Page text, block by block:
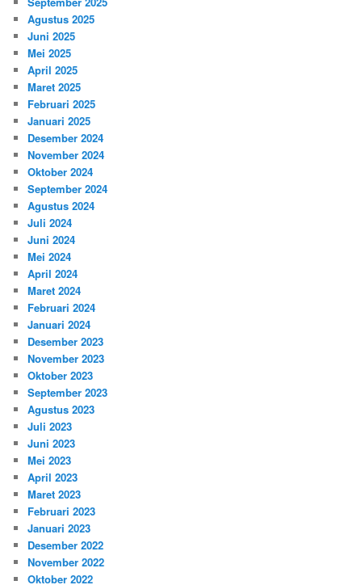
Agustus 2025
Juni 2025
Mei 2025
April 2025
Maret 2025
Februari 2025
Januari 2025
Desember 2024
November 2024
Oktober 2024
September 2024
Agustus 2024
Juli 2024
Juni 2024
Mei 2024
April 2024
Maret 2024
Februari 2024
Januari 2024
Desember 2023
November 2023
Oktober 2023
September 2023
Agustus 2023
Juli 2023
Juni 2023
Mei 2023
April 2023
Maret 2023
Februari 2023
Januari 2023
Desember 2022
November 2022
Oktober 2022